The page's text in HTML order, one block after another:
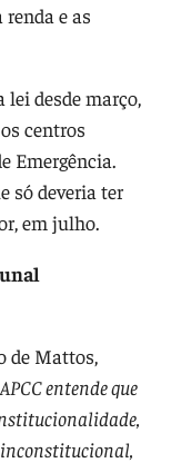
e as
desde março,
centros
Emergência.
só deveria ter
em julho.
de Mattos,
APCC entende que
inconstitucional,